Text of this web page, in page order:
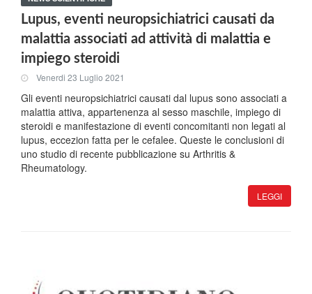
Lupus, eventi neuropsichiatrici causati da
malattia associati ad attività di malattia e
impiego steroidi
Venerdi 23 Luglio 2021
Gli eventi neuropsichiatrici causati dal lupus sono associati a
malattia attiva, appartenenza al sesso maschile, impiego di
steroidi e manifestazione di eventi concomitanti non legati al
lupus, eccezion fatta per le cefalee. Queste le conclusioni di
uno studio di recente pubblicazione su Arthritis &
Rheumatology.
LEGGI